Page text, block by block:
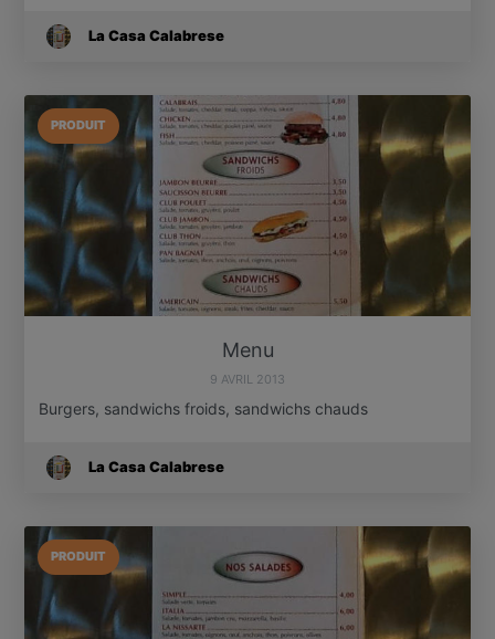
La Casa Calabrese
PRODUIT
Menu
9 AVRIL 2013
Burgers, sandwichs froids, sandwichs chauds
La Casa Calabrese
PRODUIT